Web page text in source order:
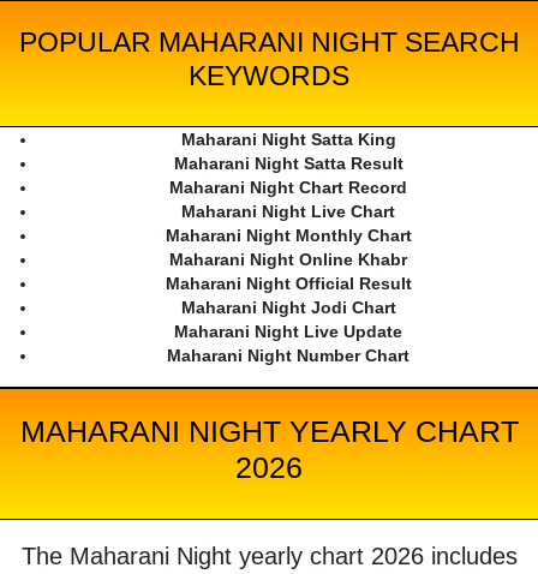
POPULAR MAHARANI NIGHT SEARCH
KEYWORDS
Maharani Night Satta King
Maharani Night Satta Result
Maharani Night Chart Record
Maharani Night Live Chart
Maharani Night Monthly Chart
Maharani Night Online Khabr
Maharani Night Official Result
Maharani Night Jodi Chart
Maharani Night Live Update
Maharani Night Number Chart
MAHARANI NIGHT YEARLY CHART
2026
The Maharani Night yearly chart 2026 includes